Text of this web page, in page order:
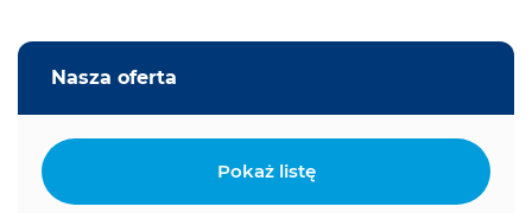
Nasza oferta
Pokaż listę